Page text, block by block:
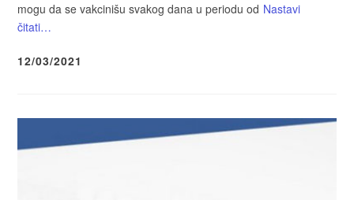
mogu da se vakcinišu svakog dana u periodu od Nastavi
čitati…
12/03/2021